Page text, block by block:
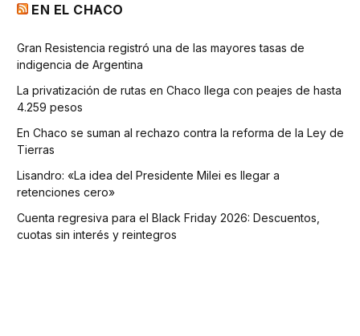
EN EL CHACO
Gran Resistencia registró una de las mayores tasas de
indigencia de Argentina
La privatización de rutas en Chaco llega con peajes de hasta
4.259 pesos
En Chaco se suman al rechazo contra la reforma de la Ley de
Tierras
Lisandro: «La idea del Presidente Milei es llegar a
retenciones cero»
Cuenta regresiva para el Black Friday 2026: Descuentos,
cuotas sin interés y reintegros